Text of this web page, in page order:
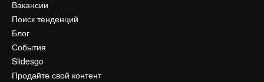
Вакансии
Поиск тенденций
Блог
События
Slidesgo
Продайте свой контент